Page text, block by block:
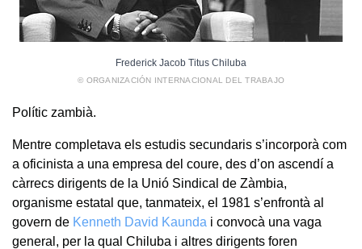
Frederick Jacob Titus Chiluba
© ORGANIZACIÓN INTERNACIONAL DEL TRABAJO
Polític zambià.
Mentre completava els estudis secundaris s’incorporà com
a oficinista a una empresa del coure, des d’on ascendí a
càrrecs dirigents de la Unió Sindical de Zàmbia,
organisme estatal que, tanmateix, el 1981 s’enfrontà al
govern de Kenneth David Kaunda i convocà una vaga
general, per la qual Chiluba i altres dirigents foren